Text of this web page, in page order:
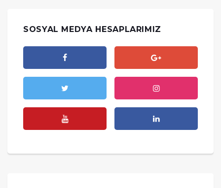
SOSYAL MEDYA HESAPLARIMIZ